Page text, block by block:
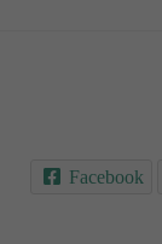
Facebook